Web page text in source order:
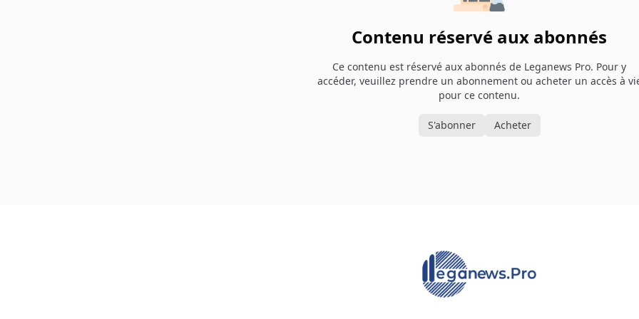
Contenu réservé aux abonnés
Ce contenu est réservé aux abonnés de Leganews Pro. Pour y
accéder, veuillez prendre un abonnement ou acheter un accès à
pour ce contenu.
S'abonner Acheter